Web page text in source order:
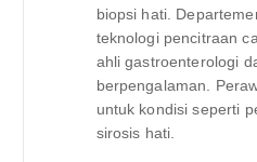
biopsi hati.
teknologi pencitraan
ahli gastroenterologi
berpengalaman.
untuk kondisi seperti
sirosis hati.